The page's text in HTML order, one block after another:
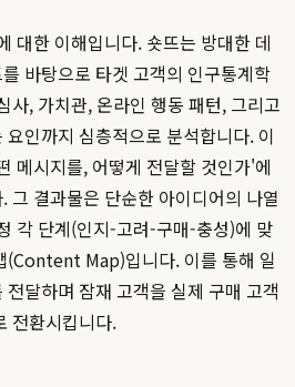
대한 이해입니다. 숏뜨는 방대한 데
바탕으로 타겟 고객의 인구통계학
사, 가치관, 온라인 행동 패턴, 그리고
인까지 심층적으로 분석합니다. 이
메시지를, 어떻게 전달할 것인가'에
그 결과물은 단순한 아이디어의 나열
각 단계(인지-고려-구매-충성)에 맞
(Content Map)입니다. 이를 통해 일
달하며 잠재 고객을 실제 구매 고객
전환시킵니다.